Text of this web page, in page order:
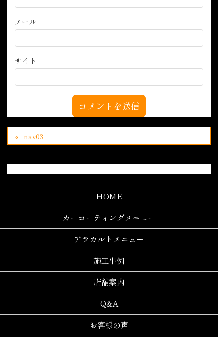
メール
サイト
nav03
HOME
カーコーティングメニュー
アラカルトメニュー
施工事例
店舗案内
Q&A
お客様の声